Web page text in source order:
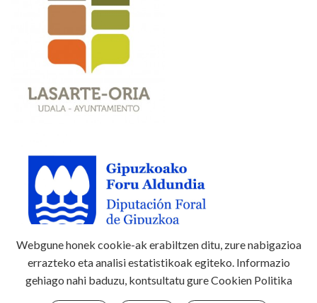
Webgune honek cookie-ak erabiltzen ditu, zure nabigazioa
errazteko eta analisi estatistikoak egiteko. Informazio
gehiago nahi baduzu, kontsultatu gureCookien Politika